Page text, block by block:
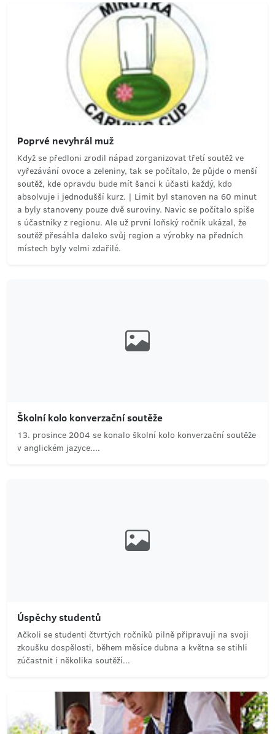
Poprvé nevyhrál muž
Když se předloni zrodil nápad zorganizovat třetí soutěž ve
vyřezávání ovoce a zeleniny, tak se počítalo, že půjde o menší
soutěž, kde opravdu bude mít šanci k účasti každý, kdo
absolvuje i jednodušší kurz. | Limit byl stanoven na 60 minut
a byly stanoveny pouze dvě suroviny. Navíc se počítalo spíše
s účastníky z regionu. Ale už první loňský ročník ukázal, že
soutěž přesáhla daleko svůj region a výrobky na předních
místech byly velmi zdařilé.
Školní kolo konverzační soutěže
13. prosince 2004 se konalo školní kolo konverzační soutěže
v anglickém jazyce....
Úspěchy studentů
Ačkoli se studenti čtvrtých ročníků pilně připravují na svoji
zkoušku dospělosti, během měsíce dubna a května se stihli
zúčastnit i několika soutěží...